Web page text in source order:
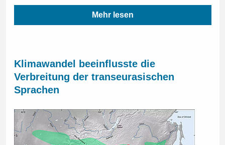
Mehr lesen
Klimawandel beeinflusste die
Verbreitung der transeurasischen
Sprachen